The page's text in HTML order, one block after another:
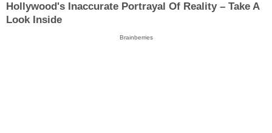
Hollywood's Inaccurate Portrayal Of Reality – Take A
Look Inside
Brainberries